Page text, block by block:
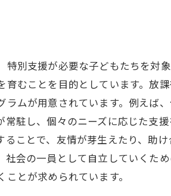
別支援が必要な子どもたちを対
むことを目的としています。放
ムが用意されています。例えば
駐し、個々のニーズに応じた支
ことで、友情が芽生えたり、助
会の一員として自立していくた
とが求められています。